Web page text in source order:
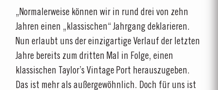
„Normalerweise können wir in rund drei von zehn
Jahren einen „klassischen“ Jahrgang deklarieren.
Nun erlaubt uns der einzigartige Verlauf der letzten
Jahre bereits zum dritten Mal in Folge, einen
klassischen Taylor’s Vintage Port herauszugeben.
Das ist mehr als außergewöhnlich. Doch für uns ist